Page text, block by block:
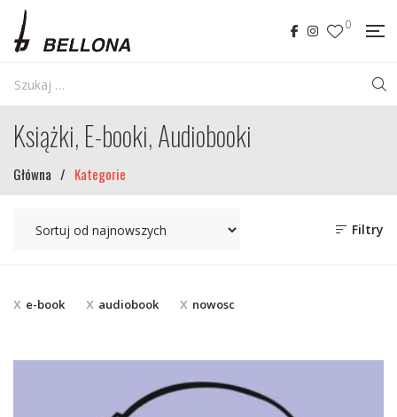
0
Książki, E-booki, Audiobooki
Główna / Kategorie
Filtry
e-book audiobook nowosc